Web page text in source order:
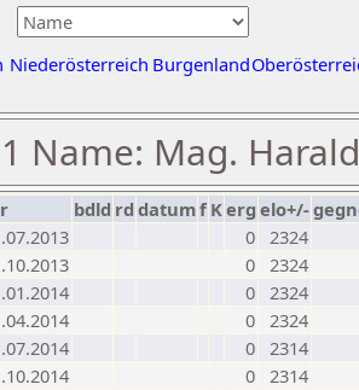
Niederösterreich Burgenland
Name: Mag.
bdld rd datumf Kerg elo+/-
0 2324
0 2324
0 2324
0 2324
0 2314
0 2314